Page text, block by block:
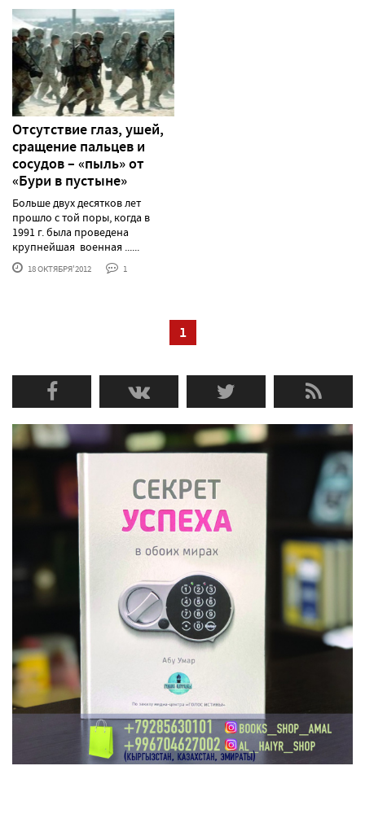
Отсутствие глаз, ушей,
сращение пальцев и
сосудов – «пыль» от
«Бури в пустыне»
Больше двух десятков лет
прошло с той поры, когда в
1991 г. была проведена
крупнейшая военная ......
18 ОКТЯБРЯ'2012 1
1